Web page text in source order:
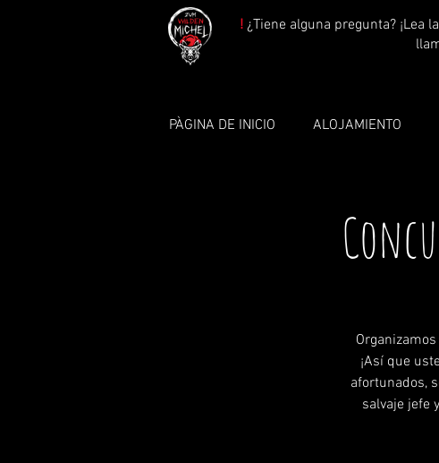
!¿Tiene alguna pregunta? ¡Lea
PÀGINA DE INICIO ALOJAMIENTO
¡Así que
afortunados,
salvaje jefe